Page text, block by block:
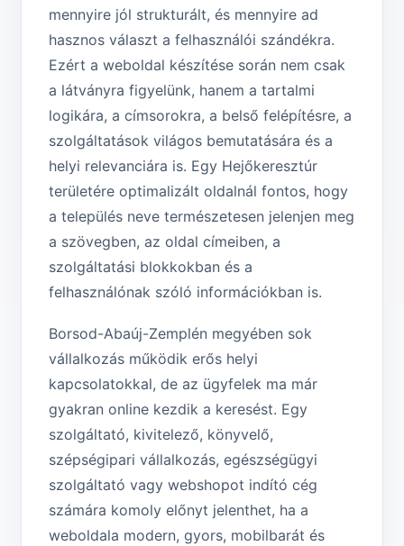
mennyire jól strukturált, és mennyire ad
hasznos választ a felhasználói szándékra.
Ezért a weboldal készítése során nem csak
a látványra figyelünk, hanem a tartalmi
logikára, a címsorokra, a belső felépítésre, a
szolgáltatások világos bemutatására és a
helyi relevanciára is. Egy Hejőkeresztúr
területére optimalizált oldalnál fontos, hogy
a település neve természetesen jelenjen meg
a szövegben, az oldal címeiben, a
szolgáltatási blokkokban és a
felhasználónak szóló információkban is.
Borsod-Abaúj-Zemplén megyében sok
vállalkozás működik erős helyi
kapcsolatokkal, de az ügyfelek ma már
gyakran online kezdik a keresést. Egy
szolgáltató, kivitelező, könyvelő,
szépségipari vállalkozás, egészségügyi
szolgáltató vagy webshopot indító cég
számára komoly előnyt jelenthet, ha a
weboldala modern, gyors, mobilbarát és